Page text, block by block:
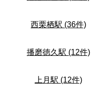
西栗栖駅 (36件)
播磨徳久駅 (12件)
上月駅 (12件)